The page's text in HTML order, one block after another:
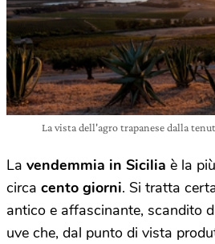
La vista dell'agro trapanese dalla
La vendemmia in Sicilia è la
circa cento giorni. Si tratta
antico e affascinante, scandito
uve che, dal punto di vista